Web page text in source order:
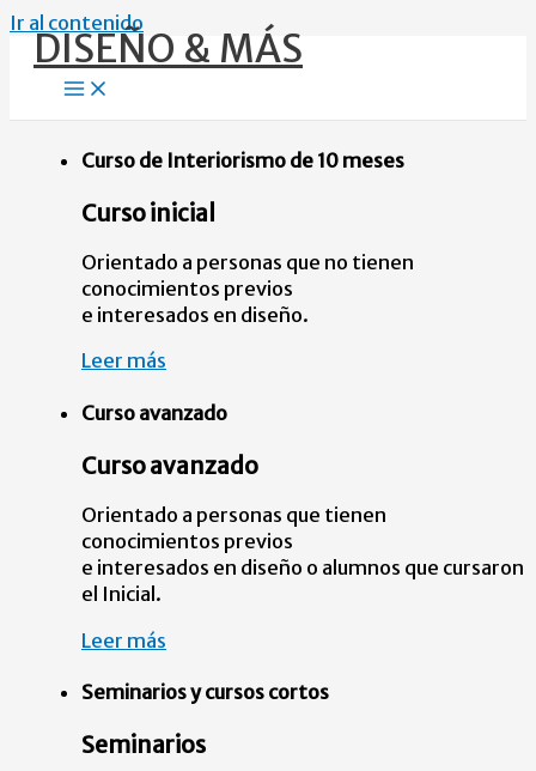
Ir al contenido
DISEÑO & MÁS
Curso de Interiorismo de 10 meses
Cursoinicial
Orientado a personas que no tienen
conocimientos previos
e interesados en diseño.
Leer más
Curso avanzado
Cursoavanzado
Orientado a personas que tienen
conocimientos previos
e interesados en diseño o alumnos que cursaron
el Inicial.
Leer más
Seminarios y cursos cortos
Seminarios